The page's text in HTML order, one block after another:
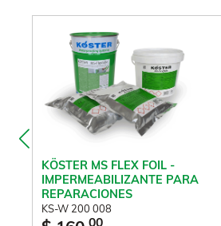
KÖSTER MS FLEX FOIL -
IMPERMEABILIZANTE PARA
REPARACIONES
KS-W 200 008
00